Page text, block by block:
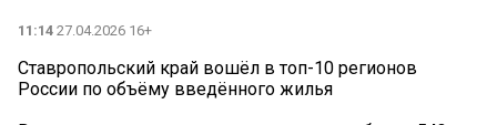
11:14 27.04.2026 16+
Ставропольский край вошёл в топ-10 регионов
России по объёму введённого жилья